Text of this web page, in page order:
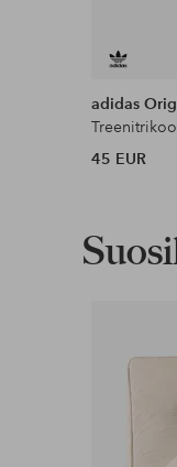
adidas
45 EUR